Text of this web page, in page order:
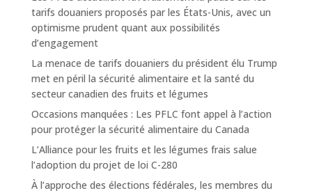
tarifs douaniers proposés par les États-Unis, avec un
optimisme prudent quant aux possibilités
d’engagement
La menace de tarifs douaniers du président élu Trump
met en péril la sécurité alimentaire et la santé du
secteur canadien des fruits et légumes
Occasions manquées : Les PFLC font appel à l’action
pour protéger la sécurité alimentaire du Canada
L’Alliance pour les fruits et les légumes frais salue
l’adoption du projet de loi C-280
À l’approche des élections fédérales, les membres du